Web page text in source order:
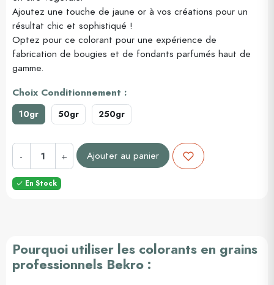
Ajoutez une touche de jaune or à vos créations pour un
résultat chic et sophistiqué !
Optez pour ce colorant pour une expérience de
fabrication de bougies et de fondants parfumés haut de
gamme.
Choix Conditionnement :
10gr 50gr 250gr
- + Ajouter au panier
 En Stock
Pourquoi utiliser les colorants en grains
professionnels Bekro :